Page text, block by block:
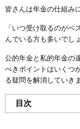
皆さんは年金の仕組み
「いつ受け取るのが
んでいる方も多いでし
公的年金と私的年金の
べきポイントはいくつ
る疑問を解消していき
目次